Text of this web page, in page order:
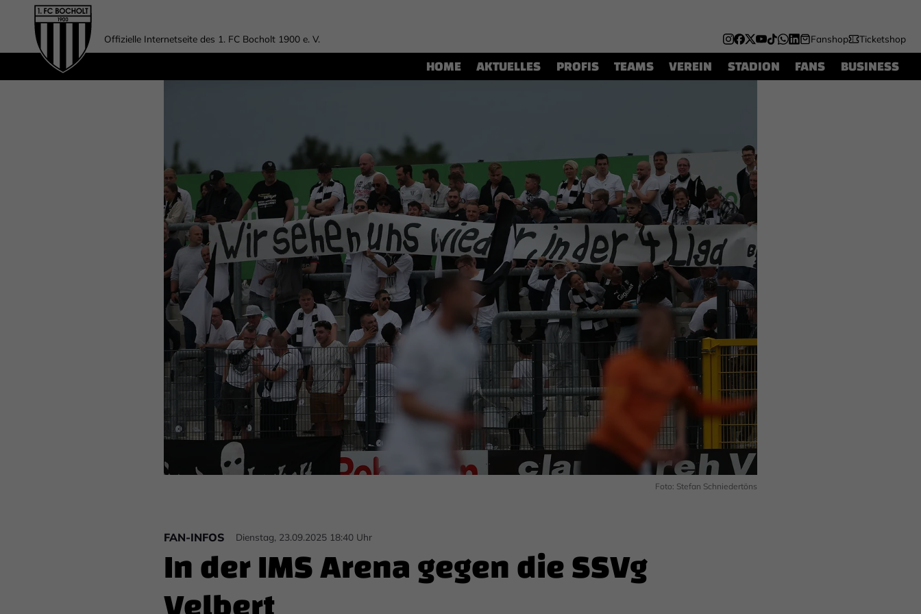
Offizielle Internetseite des 1. FC Bocholt 1900 e. V. Fanshop Ticketshop
HOME AKTUELLES PROFIS TEAMS VEREIN STADION FANS BUSINESS
Foto: Stefan Schniedertöns
FAN-INFOS Dienstag, 23.09.2025 18:40 Uhr
In der IMS Arena gegen die SSVg